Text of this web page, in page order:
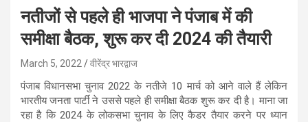
नतीजों से पहले ही भाजपा ने पंजाब में की
समीक्षा बैठक, शुरू कर दी 2024 की तैयारी
March 5, 2022 वीरेंद्र भारद्वाज
पंजाब विधानसभा चुनाव 2022 के नतीजे 10 मार्च को आने वाले हैं लेकिन
भारतीय जनता पार्टी ने उससे पहले ही समीक्षा बैठक शुरू कर दी है। माना जा
रहा है कि 2024 के लोकसभा चुनाव के लिए कैडर तैयार करने पर ध्यान